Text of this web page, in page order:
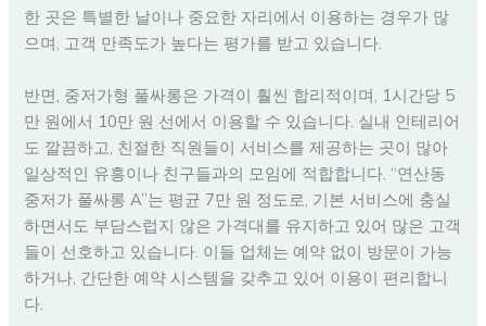
한 곳은 특별한 날이나 중요한 자리에서 이용하는 경우가 많
으며, 고객 만족도가 높다는 평가를 받고 있습니다.
반면, 중저가형 풀싸롱은 가격이 훨씬 합리적이며, 1시간당 5
만 원에서 10만 원 선에서 이용할 수 있습니다. 실내 인테리어
도 깔끔하고, 친절한 직원들이 서비스를 제공하는 곳이 많아
일상적인 유흥이나 친구들과의 모임에 적합합니다. “연산동
중저가 풀싸롱 A”는 평균 7만 원 정도로, 기본 서비스에 충실
하면서도 부담스럽지 않은 가격대를 유지하고 있어 많은 고객
들이 선호하고 있습니다. 이들 업체는 예약 없이 방문이 가능
하거나, 간단한 예약 시스템을 갖추고 있어 이용이 편리합니
다.